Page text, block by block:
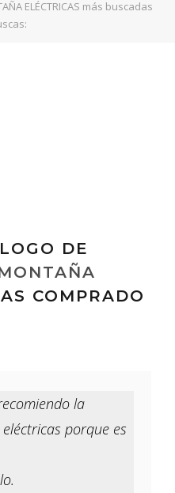
ELÉCTRICAS más buscadas
DE
COMPRADO
la
porque es